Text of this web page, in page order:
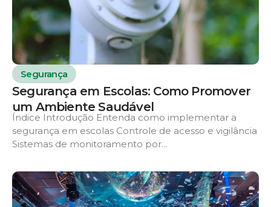
Segurança
Segurança em Escolas: Como Promover
um Ambiente Saudável
Índice Introdução Entenda como implementar a
segurança em escolas Controle de acesso e vigilância
Sistemas de monitoramento por...